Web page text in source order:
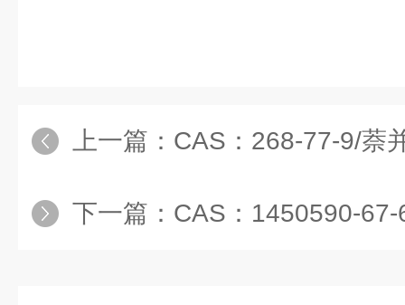
上一篇： CAS：268-77-9/萘并2,3-
下一篇： CAS：1450590-